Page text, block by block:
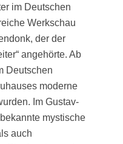
im Deutschen
Werkschau
der der
angehörte. Ab
Deutschen
moderne
Im Gustav-
mystische
auch